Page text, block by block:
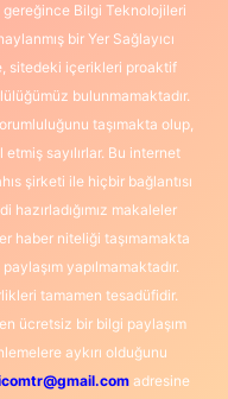
gereğince Bilgi Teknolojileri
bir Yer Sağlayıcı
sitedeki içerikleri proaktif
bulunmamaktadır.
taşımakta olup,
sayılırlar. Bu internet
şirketi ile hiçbir bağlantısı
hazırladığımız makaleler
haber niteliği taşımamakta
yapılmamaktadır.
tamamen tesadüfidir.
ücretsiz bir bilgi paylaşım
aykırı olduğunu
adresine